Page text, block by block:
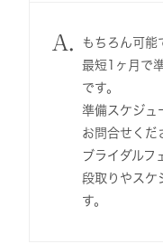
A.
もちろん可能
最短1ヶ月で
です。
準備スケジュ
お問合せくだ
ブライダルフ
段取りやスケ
す。